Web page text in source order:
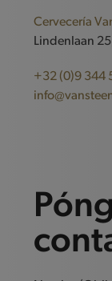
Cervecería
Lindenlaan
+32 (0)9 344